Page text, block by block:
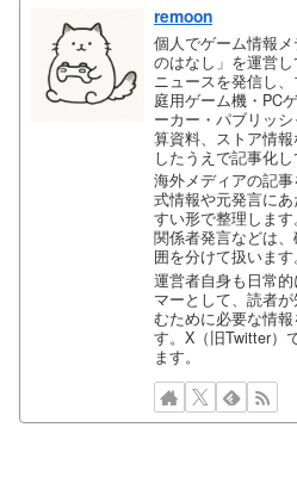
remoon
個人でゲーム情報
のはなし」を運営
ニュースを発信し
庭用ゲーム機・PC
ーカー・パブリッ
算資料、ストア情
したうえで記事化し
海外メディアの記
式情報や元発言に
すい形で整理します
関係者発言などは
囲を分けて扱います
運営者自身も日常
マーとして、読者
むために必要な情
す。X（旧Twitter）
ます。